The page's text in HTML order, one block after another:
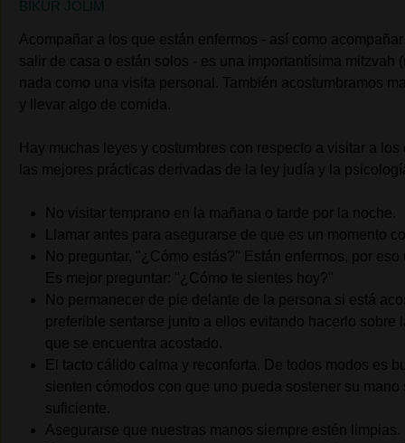
BIKUR JOLIM
Acompañar a los que están enfermos - así como
salir de casa ​​o están solos - es una importantísima mitzvah
nada como una visita personal. También acostumbramos
y llevar algo de comida.
Hay muchas leyes y costumbres con respecto a visitar a
las mejores prácticas derivadas de la ley judía y la
No visitar temprano en la mañana o tarde por la noche.
Llamar antes para asegurarse de que es un momento
No preguntar, "¿Cómo estás?" Están enfermos, por
Es mejor preguntar: "¿Cómo te sientes hoy?"
No permanecer de pie delante de la persona si está
preferible sentarse junto a ellos evitando hacerlo sobre
que se encuentra acostado.
El tacto cálido calma y reconforta. De todos modos es
sienten cómodos con que uno pueda sostener su
suficiente.
Asegurarse que nuestras manos siempre estén limpias.